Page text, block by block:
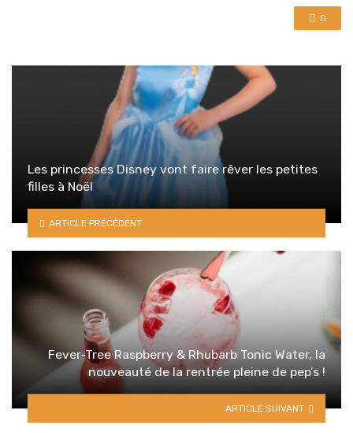
0
Les princesses Disney vont faire rêver les petites
filles à Noël
ARTICLE PRÉCÉDENT
Fever-Tree Raspberry & Rhubarb Tonic Water, la
nouveauté de la rentrée pleine de pep’s !
ARTICLE SUIVANT